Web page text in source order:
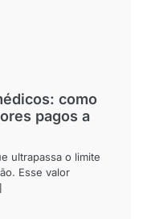
como
pagos a
ultrapassa o limite
Esse valor